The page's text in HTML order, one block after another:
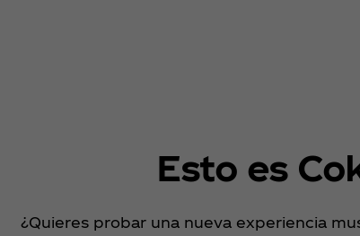
Esto es
¿Quieres probar una nueva experiencia